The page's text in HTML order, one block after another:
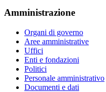
Amministrazione
Organi di governo
Aree amministrative
Uffici
Enti e fondazioni
Politici
Personale amministrativo
Documenti e dati